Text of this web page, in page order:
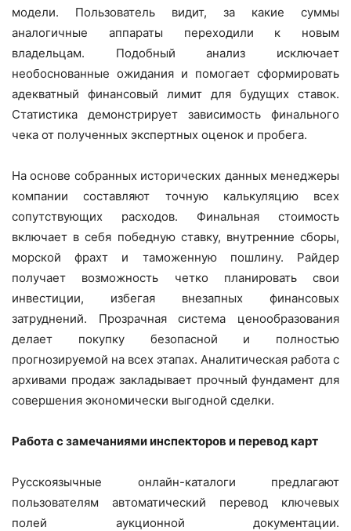
модели. Пользователь видит, за какие суммы
аналогичные аппараты переходили к новым
владельцам. Подобный анализ исключает
необоснованные ожидания и помогает сформировать
адекватный финансовый лимит для будущих ставок.
Статистика демонстрирует зависимость финального
чека от полученных экспертных оценок и пробега.
На основе собранных исторических данных менеджеры
компании составляют точную калькуляцию всех
сопутствующих расходов. Финальная стоимость
включает в себя победную ставку, внутренние сборы,
морской фрахт и таможенную пошлину. Райдер
получает возможность четко планировать свои
инвестиции, избегая внезапных финансовых
затруднений. Прозрачная система ценообразования
делает покупку безопасной и полностью
прогнозируемой на всех этапах. Аналитическая работа с
архивами продаж закладывает прочный фундамент для
совершения экономически выгодной сделки.
Работа с замечаниями инспекторов и перевод карт
Русскоязычные онлайн-каталоги предлагают
пользователям автоматический перевод ключевых
полей аукционной документации.